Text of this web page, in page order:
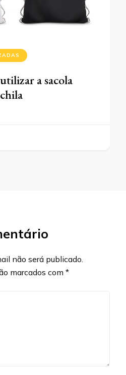
a sacola
não será publicado.
marcados com *